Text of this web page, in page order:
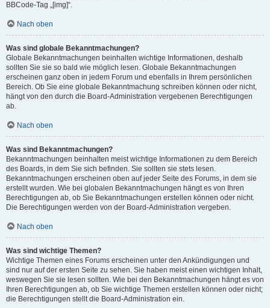
BBCode-Tag „[img]“.
Nach oben
Was sind globale Bekanntmachungen?
Globale Bekanntmachungen beinhalten wichtige Informationen, deshalb
sollten Sie sie so bald wie möglich lesen. Globale Bekanntmachungen
erscheinen ganz oben in jedem Forum und ebenfalls in Ihrem persönlichen
Bereich. Ob Sie eine globale Bekanntmachung schreiben können oder nicht,
hängt von den durch die Board-Administration vergebenen Berechtigungen
ab.
Nach oben
Was sind Bekanntmachungen?
Bekanntmachungen beinhalten meist wichtige Informationen zu dem Bereich
des Boards, in dem Sie sich befinden. Sie sollten sie stets lesen.
Bekanntmachungen erscheinen oben auf jeder Seite des Forums, in dem sie
erstellt wurden. Wie bei globalen Bekanntmachungen hängt es von Ihren
Berechtigungen ab, ob Sie Bekanntmachungen erstellen können oder nicht.
Die Berechtigungen werden von der Board-Administration vergeben.
Nach oben
Was sind wichtige Themen?
Wichtige Themen eines Forums erscheinen unter den Ankündigungen und
sind nur auf der ersten Seite zu sehen. Sie haben meist einen wichtigen Inhalt,
weswegen Sie sie lesen sollten. Wie bei den Bekanntmachungen hängt es von
Ihren Berechtigungen ab, ob Sie wichtige Themen erstellen können oder nicht;
die Berechtigungen stellt die Board-Administration ein.